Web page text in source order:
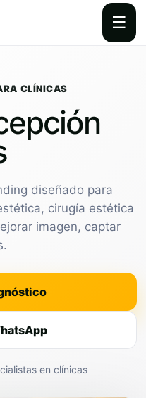
☰
CLÍNICAS
diseñado para
cirugía estética
imagen, captar
en clínicas